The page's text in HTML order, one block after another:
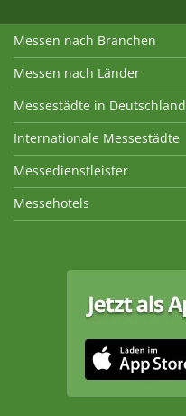
Messen nach Branchen
Messen nach Länder
Messestädte in Deutschland
Internationale Messestädte
Messedienstleister
Messehotels